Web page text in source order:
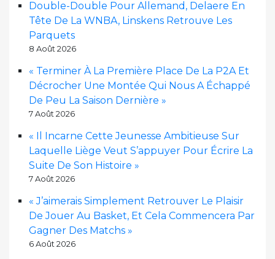
Double-Double Pour Allemand, Delaere En
Tête De La WNBA, Linskens Retrouve Les
Parquets
8 Août 2026
« Terminer À La Première Place De La P2A Et
Décrocher Une Montée Qui Nous A Échappé
De Peu La Saison Dernière »
7 Août 2026
« Il Incarne Cette Jeunesse Ambitieuse Sur
Laquelle Liège Veut S’appuyer Pour Écrire La
Suite De Son Histoire »
7 Août 2026
« J’aimerais Simplement Retrouver Le Plaisir
De Jouer Au Basket, Et Cela Commencera Par
Gagner Des Matchs »
6 Août 2026